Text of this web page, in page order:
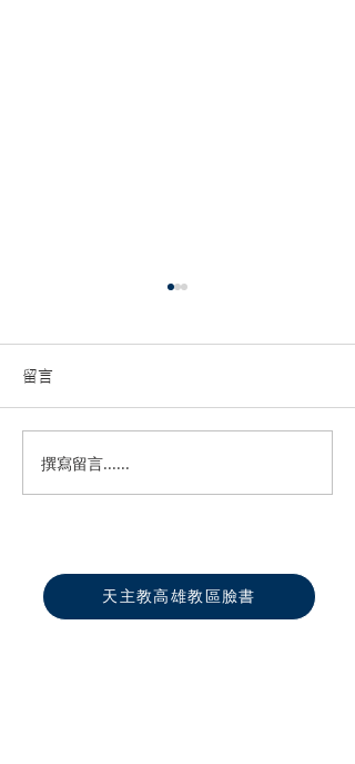
旗津海星聖母堂 主保堂慶
留言
撰寫留言......
天主教高雄教區臉書